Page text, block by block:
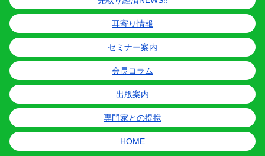
耳寄り情報
セミナー案内
会長コラム
出版案内
専門家との提携
HOME